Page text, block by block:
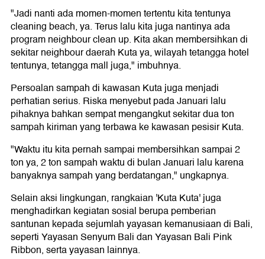
"Jadi nanti ada momen-momen tertentu kita tentunya
cleaning beach, ya. Terus lalu kita juga nantinya ada
program neighbour clean up. Kita akan membersihkan di
sekitar neighbour daerah Kuta ya, wilayah tetangga hotel
tentunya, tetangga mall juga," imbuhnya.
Persoalan sampah di kawasan Kuta juga menjadi
perhatian serius. Riska menyebut pada Januari lalu
pihaknya bahkan sempat mengangkut sekitar dua ton
sampah kiriman yang terbawa ke kawasan pesisir Kuta.
"Waktu itu kita pernah sampai membersihkan sampai 2
ton ya, 2 ton sampah waktu di bulan Januari lalu karena
banyaknya sampah yang berdatangan," ungkapnya.
Selain aksi lingkungan, rangkaian 'Kuta Kuta' juga
menghadirkan kegiatan sosial berupa pemberian
santunan kepada sejumlah yayasan kemanusiaan di Bali,
seperti Yayasan Senyum Bali dan Yayasan Bali Pink
Ribbon, serta yayasan lainnya.